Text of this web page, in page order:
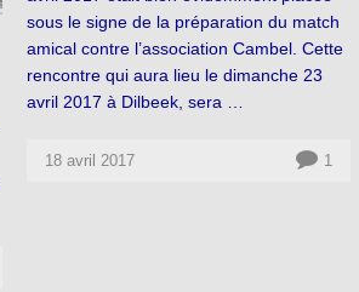
sous le signe de la préparation du match
amical contre l’association Cambel. Cette
rencontre qui aura lieu le dimanche 23
avril 2017 à Dilbeek, sera …
18 avril 2017 1